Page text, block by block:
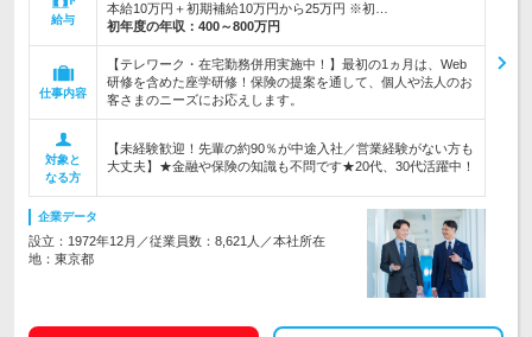
給与
本給10万円＋初期補給10万円から25万円 ※初…
初年度の年収： 400～800万円
仕事内容
【テレワーク・在宅勤務併用実施中！】最初の1ヵ月は、Web
研修を含めた座学研修！保険の提案を通して、個人や法人のお
客さまのニーズにお応えします。
対象と
なる方
【未経験歓迎！先輩の約90％が中途入社／営業経験がない方も
大丈夫】★金融や保険の知識も不問です★20代、30代活躍中！
企業データ
設立：1972年12月／従業員数：8,621人／本社所在
地：東京都